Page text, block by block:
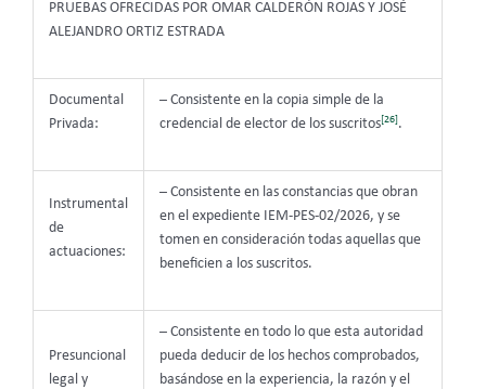
PRUEBAS OFRECIDAS POR OMAR CALDERÓN ROJAS Y JOSÉ
ALEJANDRO ORTIZ ESTRADA
Documental
Privada:
– Consistente en la copia simple de la
credencial de elector de los suscritos[26].
Instrumental
de
actuaciones:
– Consistente en las constancias que obran
en el expediente IEM-PES-02/2026, y se
tomen en consideración todas aquellas que
beneficien a los suscritos.
Presuncional
legal y
– Consistente en todo lo que esta autoridad
pueda deducir de los hechos comprobados,
basándose en la experiencia, la razón y el